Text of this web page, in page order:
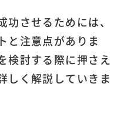
させるためには、
と注意点がありま
検討する際に押さえ
しく解説していきま